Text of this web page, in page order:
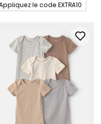
le code EXTRA10